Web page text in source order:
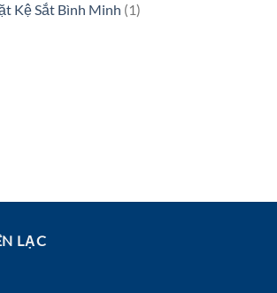
Kệ Sắt Bình Minh (1)
LẠC